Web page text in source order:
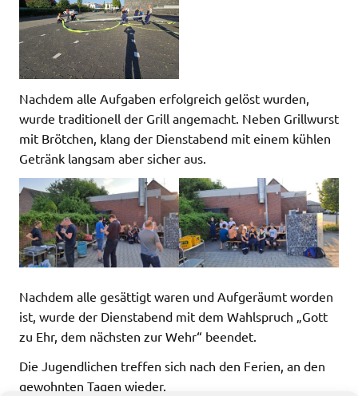
Nachdem alle Aufgaben erfolgreich gelöst wurden,
wurde traditionell der Grill angemacht. Neben Grillwurst
mit Brötchen, klang der Dienstabend mit einem kühlen
Getränk langsam aber sicher aus.
Nachdem alle gesättigt waren und Aufgeräumt worden
ist, wurde der Dienstabend mit dem Wahlspruch „Gott
zu Ehr, dem nächsten zur Wehr“ beendet.
Die Jugendlichen treffen sich nach den Ferien, an den
gewohnten Tagen wieder.